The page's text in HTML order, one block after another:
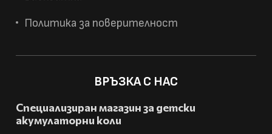
Политика за поверителност
ВРЪЗКА С НАС
Специализиран магазин за детски
акумулаторни коли